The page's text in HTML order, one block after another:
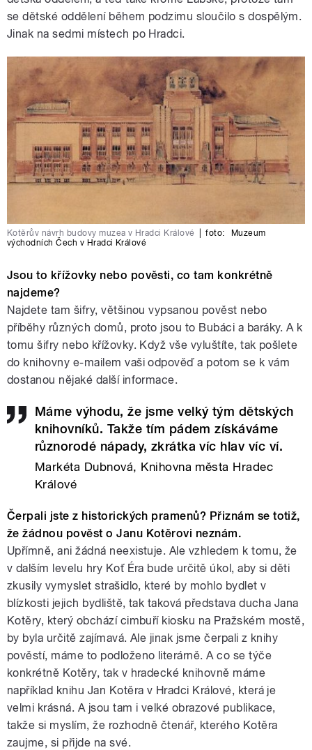
se dětské oddělení během podzimu sloučilo s dospělým.
Jinak na sedmi místech po Hradci.
Kotěrův návrh budovy muzea v Hradci Králové foto:
Muzeum
východních Čech v Hradci Králové
Jsou to křížovky nebo pověsti, co tam konkrétně
najdeme?
Najdete tam šifry, většinou vypsanou pověst nebo
příběhy různých domů, proto jsou to Bubáci a baráky. A k
tomu šifry nebo křížovky. Když vše vyluštíte, tak pošlete
do knihovny e-mailem vaši odpověď a potom se k vám
dostanou nějaké další informace.
Máme výhodu, že jsme velký tým dětských
knihovníků. Takže tím pádem získáváme
různorodé nápady, zkrátka víc hlav víc ví.
Markéta Dubnová, Knihovna města Hradec
Králové
Čerpali jste z historických pramenů? Přiznám se totiž,
že žádnou pověst o Janu Kotěrovi neznám.
Upřímně, ani žádná neexistuje. Ale vzhledem k tomu, že
v dalším levelu hry Koť Éra bude určitě úkol, aby si děti
zkusily vymyslet strašidlo, které by mohlo bydlet v
blízkosti jejich bydliště, tak taková představa ducha Jana
Kotěry, který obchází cimbuří kiosku na Pražském mostě,
by byla určitě zajímavá. Ale jinak jsme čerpali z knihy
pověstí, máme to podloženo literárně. A co se týče
konkrétně Kotěry, tak v hradecké knihovně máme
například knihu Jan Kotěra v Hradci Králové, která je
velmi krásná. A jsou tam i velké obrazové publikace,
takže si myslím, že rozhodně čtenář, kterého Kotěra
zaujme, si přijde na své.